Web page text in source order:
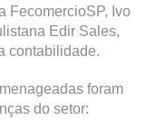
FecomercioSP, Ivo
Edir Sales,
contabilidade.
foram
do setor: